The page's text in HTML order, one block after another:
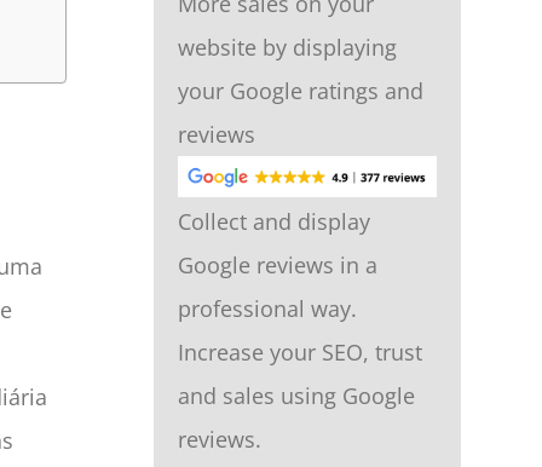
website by displaying
your Google ratings and
reviews
Collect and display
Google reviews in a
professional way.
Increase your SEO, trust
and sales using Google
reviews.